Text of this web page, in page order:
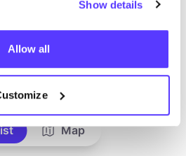
Show details
Allow all
Bezoek webshop
Map